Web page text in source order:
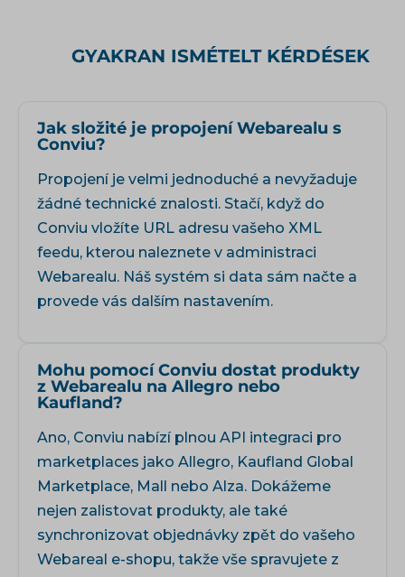
GYAKRAN ISMÉTELT KÉRDÉSEK
Jak složité je propojení Webarealu s
Conviu?
Propojení je velmi jednoduché a nevyžaduje
žádné technické znalosti. Stačí, když do
Conviu vložíte URL adresu vašeho XML
feedu, kterou naleznete v administraci
Webarealu. Náš systém si data sám načte a
provede vás dalším nastavením.
Mohu pomocí Conviu dostat produkty
z Webarealu na Allegro nebo
Kaufland?
Ano, Conviu nabízí plnou API integraci pro
marketplaces jako Allegro, Kaufland Global
Marketplace, Mall nebo Alza. Dokážeme
nejen zalistovat produkty, ale také
synchronizovat objednávky zpět do vašeho
Webareal e-shopu, takže vše spravujete z